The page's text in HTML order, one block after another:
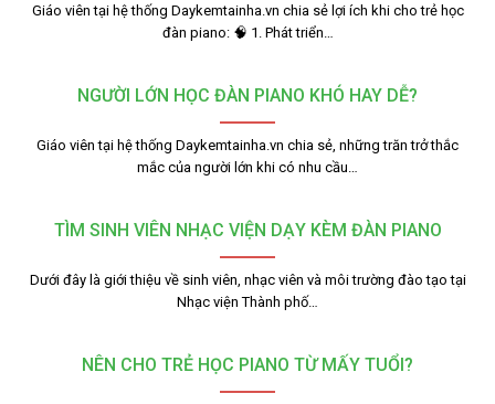
Giáo viên tại hệ thống Daykemtainha.vn chia sẻ lợi ích khi cho trẻ học
đàn piano: 🧠 1. Phát triển…
NGƯỜI LỚN HỌC ĐÀN PIANO KHÓ HAY DỄ?
Giáo viên tại hệ thống Daykemtainha.vn chia sẻ, những trăn trở thắc
mắc của người lớn khi có nhu cầu…
TÌM SINH VIÊN NHẠC VIỆN DẠY KÈM ĐÀN PIANO
Dưới đây là giới thiệu về sinh viên, nhạc viên và môi trường đào tạo tại
Nhạc viện Thành phố…
NÊN CHO TRẺ HỌC PIANO TỪ MẤY TUỔI?